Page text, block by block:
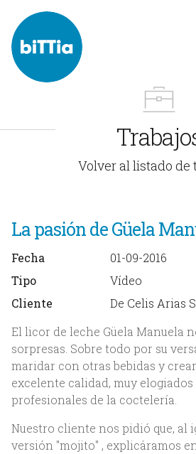
Volver al listado de
La pasión de Güela
Fecha
01-09-2016
Tipo
Vídeo
Cliente
De Celis Arias
El licor de leche Güela Manuela
sorpresas. Sobre todo por su
maridar con otras bebidas y
excelente calidad, muy
profesionales de la coctelería.
Nuestro cliente nos pidió que, al
versión "mojito" , explicáramos